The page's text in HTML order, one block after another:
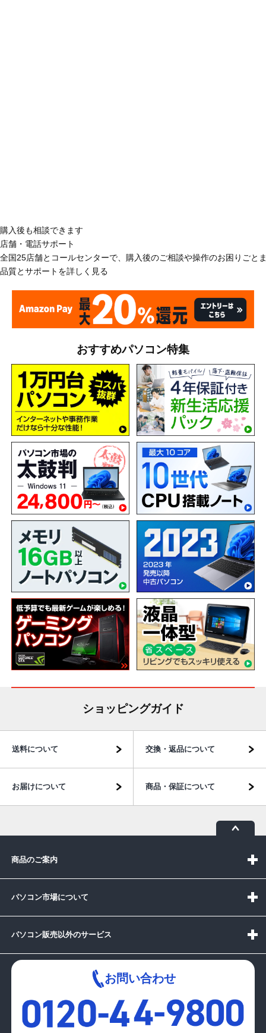
購入後も相談できます
店舗・電話サポート
全国25店舗とコールセンターで、購入後のご相談や操作のお困りごと
品質とサポートを詳しく見る
おすすめパソコン特集
ショッピングガイド
送料について 交換・返品について
お届けについて 商品・保証について
商品のご案内
パソコン市場について
パソコン販売以外のサービス
お問い合わせ